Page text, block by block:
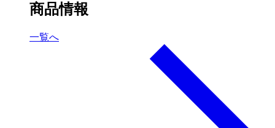
商品情報
一覧へ